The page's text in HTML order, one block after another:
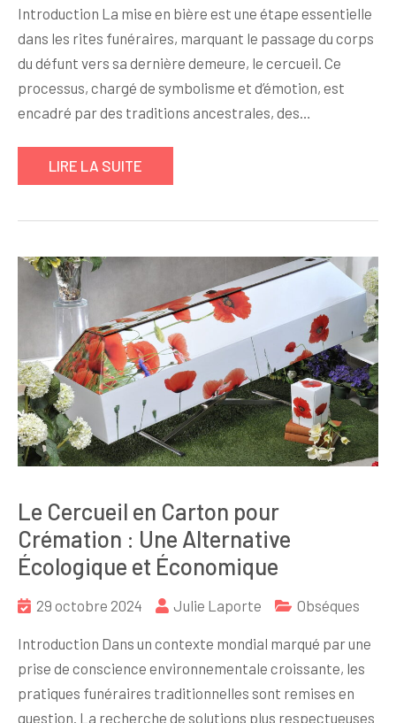
Introduction La mise en bière est une étape essentielle
dans les rites funéraires, marquant le passage du corps
du défunt vers sa dernière demeure, le cercueil. Ce
processus, chargé de symbolisme et d’émotion, est
encadré par des traditions ancestrales, des…
LIRE LA SUITE
Le Cercueil en Carton pour
Crémation : Une Alternative
Écologique et Économique
29 octobre 2024 Julie Laporte Obséques
Introduction Dans un contexte mondial marqué par une
prise de conscience environnementale croissante, les
pratiques funéraires traditionnelles sont remises en
question. La recherche de solutions plus respectueuses